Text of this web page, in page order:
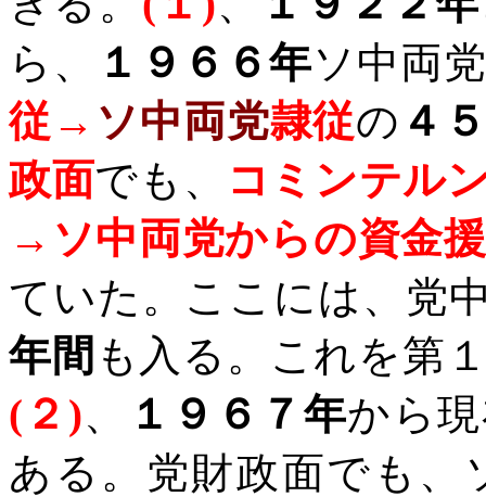
ら、
１９６６年ソ中両
従→ ソ中両党隷従の ４
政面でも、
コミンテル
→ソ中両党からの資金
ていた。ここには、党
年間 も入る。これを第
( ２ )、 １９６７年から
ある。党財政面でも、